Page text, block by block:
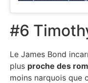
#6
Le James Bond
plus proche des
moins narquois que